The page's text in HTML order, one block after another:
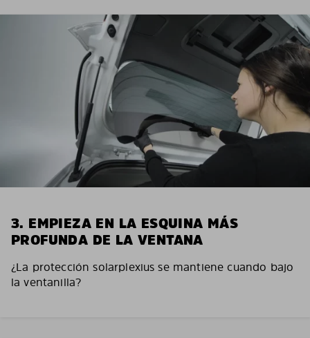
3. EMPIEZA EN LA ESQUINA MÁS
PROFUNDA DE LA VENTANA
¿La protección solarplexius se mantiene cuando bajo
la ventanilla?